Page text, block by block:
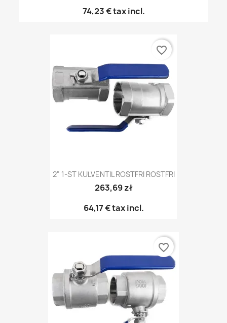
74,23 €tax incl.
2" 1-ST KULVENTIL ROSTFRI ROSTFRI
263,69 zł
64,17 €tax incl.
favorite_border
favorite_border